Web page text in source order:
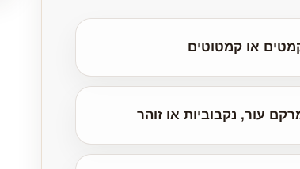
או קמטוטים
עור, נקבוביות או זוהר